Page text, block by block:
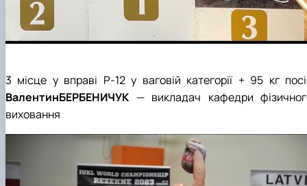
3 місце у вправі Р-12 у ваговій категорії + 95 кг
ВалентинБЕРБЕНИЧУК — викладач кафедри
виховання